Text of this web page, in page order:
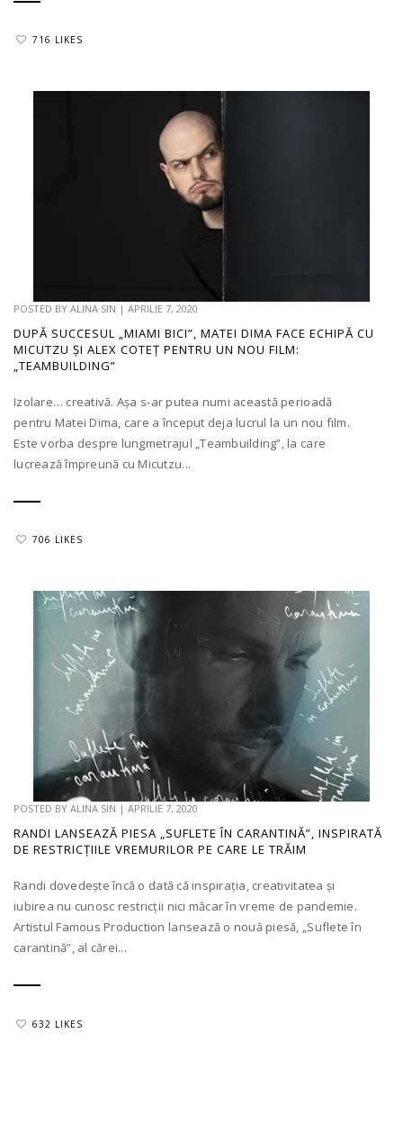
716 LIKES
POSTED BY ALINA SIN | APRILIE 7, 2020
DUPĂ SUCCESUL „MIAMI BICI”, MATEI DIMA FACE ECHIPĂ CU
MICUTZU ȘI ALEX COTEȚ PENTRU UN NOU FILM:
„TEAMBUILDING”
Izolare… creativă. Așa s-ar putea numi această perioadă
pentru Matei Dima, care a început deja lucrul la un nou film.
Este vorba despre lungmetrajul „Teambuilding”, la care
lucrează împreună cu Micutzu...
706 LIKES
POSTED BY ALINA SIN | APRILIE 7, 2020
RANDI LANSEAZĂ PIESA „SUFLETE ÎN CARANTINĂ”, INSPIRATĂ
DE RESTRICȚIILE VREMURILOR PE CARE LE TRĂIM
Randi dovedește încă o dată că inspirația, creativitatea și
iubirea nu cunosc restricții nici măcar în vreme de pandemie.
Artistul Famous Production lansează o nouă piesă, „Suflete în
carantină”, al cărei...
632 LIKES